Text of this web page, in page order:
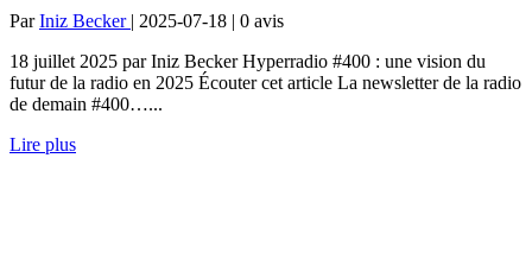
ParIniz Becker | 2025-07-18 | 0 avis
18 juillet 2025 par Iniz Becker Hyperradio #400 : une vision du
futur de la radio en 2025 Écouter cet article La newsletter de la radio
de demain #400…...
Lire plus